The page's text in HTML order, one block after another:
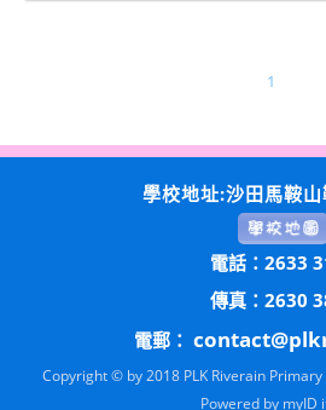
1
學校地址:沙田馬鞍
電話：2633
傳真：2630
電郵：
Copyright © by 2018 PLK Riverain
Powered by myID